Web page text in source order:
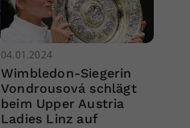
04.01.2024
Wimbledon-Siegerin
Vondrousová schlägt
beim Upper Austria
Ladies Linz auf